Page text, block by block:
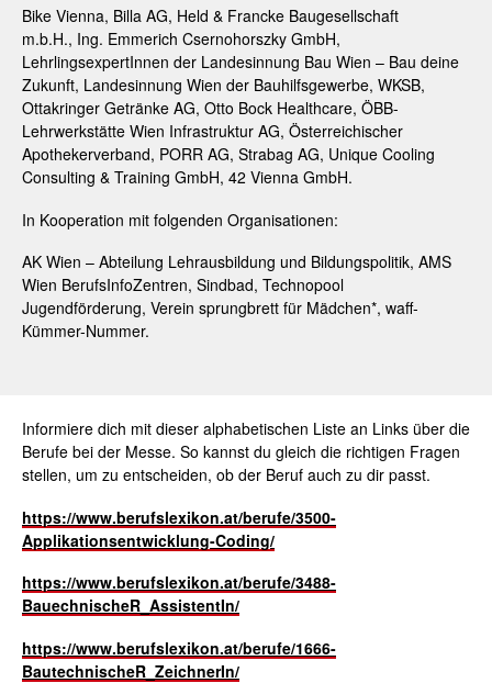
Bike Vienna, Billa AG, Held & Francke Baugesellschaft
m.b.H., Ing. Emmerich Csernohorszky GmbH,
LehrlingsexpertInnen der Landesinnung Bau Wien – Bau deine
Zukunft, Landesinnung Wien der Bauhilfsgewerbe, WKSB,
Ottakringer Getränke AG, Otto Bock Healthcare, ÖBB-
Lehrwerkstätte Wien Infrastruktur AG, Österreichischer
Apothekerverband, PORR AG, Strabag AG, Unique Cooling
Consulting & Training GmbH, 42 Vienna GmbH.
In Kooperation mit folgenden Organisationen:
AK Wien – Abteilung Lehrausbildung und Bildungspolitik, AMS
Wien BerufsInfoZentren, Sindbad, Technopool
Jugendförderung, Verein sprungbrett für Mädchen*, waff-
Kümmer-Nummer.
Informiere dich mit dieser alphabetischen Liste an Links über die
Berufe bei der Messe. So kannst du gleich die richtigen Fragen
stellen, um zu entscheiden, ob der Beruf auch zu dir passt.
https://www.berufslexikon.at/berufe/3500-
Applikationsentwicklung-Coding/
https://www.berufslexikon.at/berufe/3488-
BauechnischeR_AssistentIn/
https://www.berufslexikon.at/berufe/1666-
BautechnischeR_ZeichnerIn/